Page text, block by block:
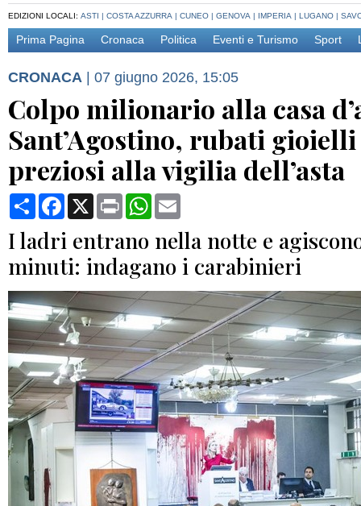
EDIZIONI LOCALI: ASTI | COSTA AZZURRA | CUNEO | GENOVA | IMPERIA | LUGANO |
Prima Pagina Cronaca Politica Eventi e Turismo Sport
CRONACA | 07 giugno 2026, 15:05
Colpo milionario alla casa
Sant’Agostino, rubati
preziosi alla vigilia dell’asta
CondividiFacebook
X Print WhatsApp
I ladri entrano nella notte e
minuti: indagano i carabinieri